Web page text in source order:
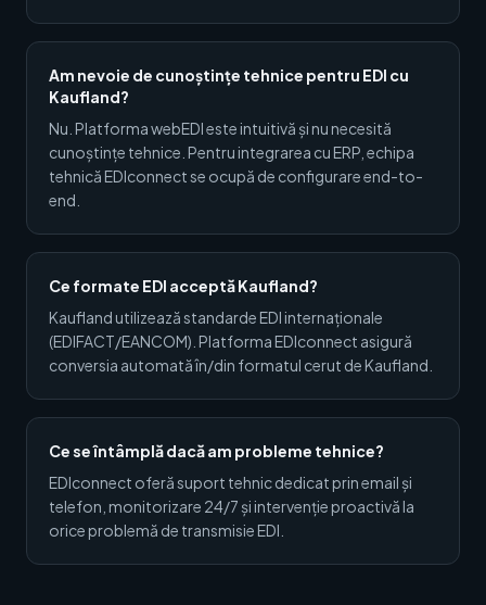
Am nevoie de cunoștințe tehnice pentru EDI cu
Kaufland?
Nu. Platforma webEDI este intuitivă și nu necesită
cunoștințe tehnice. Pentru integrarea cu ERP, echipa
tehnică EDIconnect se ocupă de configurare end-to-
end.
Ce formate EDI acceptă Kaufland?
Kaufland utilizează standarde EDI internaționale
(EDIFACT/EANCOM). Platforma EDIconnect asigură
conversia automată în/din formatul cerut de Kaufland.
Ce se întâmplă dacă am probleme tehnice?
EDIconnect oferă suport tehnic dedicat prin email și
telefon, monitorizare 24/7 și intervenție proactivă la
orice problemă de transmisie EDI.